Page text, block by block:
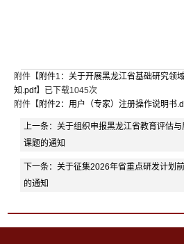
附件【 附件1：关于开展黑龙江省基础研究领
知.pdf】已下载1045次
附件【 附件2：用户（专家）注册操作说明书
上一条： 关于组织申报黑龙江省教育评估与
课题的通知
下一条： 关于征集2026年省重点研发计划
的通知